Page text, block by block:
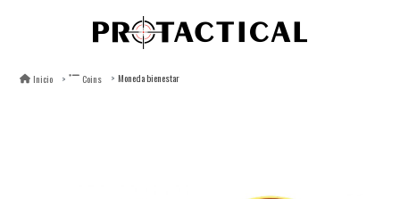
Inicio Coins Moneda bienestar